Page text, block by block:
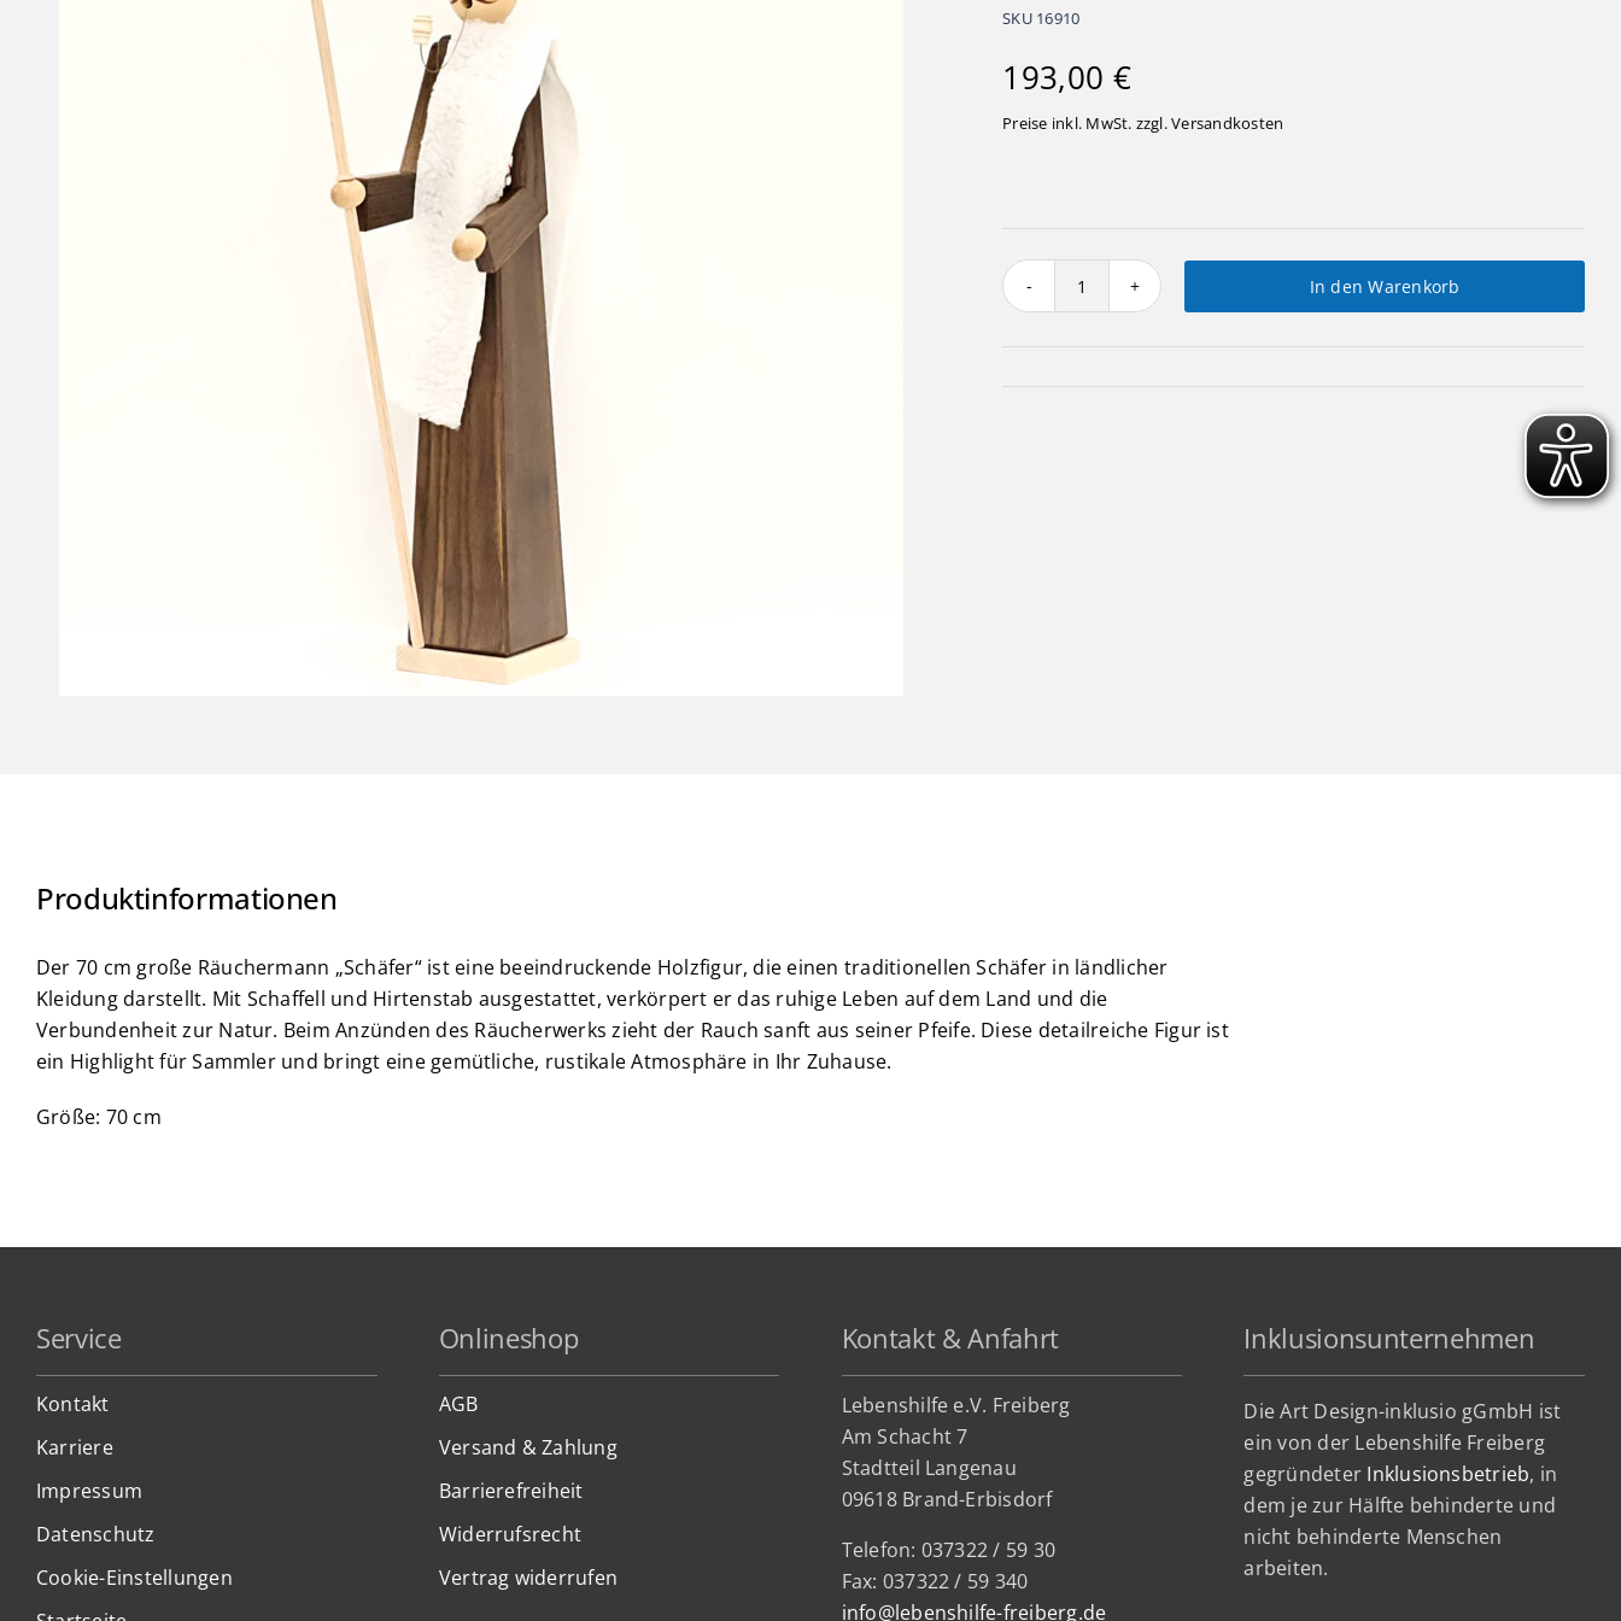
SKU 16910
193,00 €
Preise inkl. MwSt. zzgl.Versandkosten
Räuchermann
In den Warenkorb
Produktinformationen
Der 70 cm große Räuchermann „Schäfer“ ist eine beeindruckende Holzfigur, die einen traditionellen Schäfer in ländlicher
Kleidung darstellt. Mit Schaffell und Hirtenstab ausgestattet, verkörpert er das ruhige Leben auf dem Land und die
Verbundenheit zur Natur. Beim Anzünden des Räucherwerks zieht der Rauch sanft aus seiner Pfeife. Diese detailreiche Figur ist
ein Highlight für Sammler und bringt eine gemütliche, rustikale Atmosphäre in Ihr Zuhause.
Größe: 70 cm
Service
Kontakt
Karriere
Impressum
Datenschutz
Cookie-Einstellungen
Onlineshop
AGB
Versand & Zahlung
Barrierefreiheit
Widerrufsrecht
Vertrag widerrufen
Kontakt & Anfahrt
Lebenshilfe e.V. Freiberg
Am Schacht 7
Stadtteil Langenau
09618 Brand-Erbisdorf
Telefon: 037322 / 59 30
Fax: 037322 / 59 340
info@lebenshilfe-freiberg.de
Inklusionsunternehmen
Die Art Design-inklusio gGmbH ist
ein von der Lebenshilfe Freiberg
gegründeter Inklusionsbetrieb, in
dem je zur Hälfte behinderte und
nicht behinderte Menschen
arbeiten.